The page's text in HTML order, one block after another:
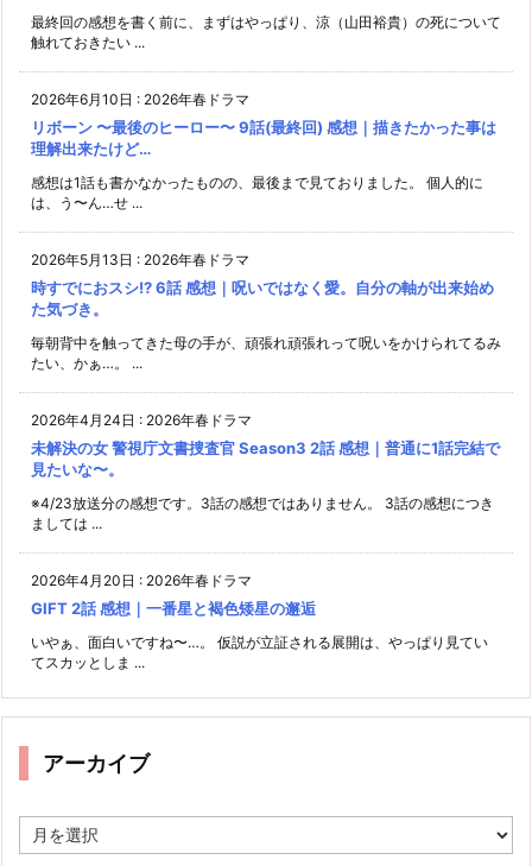
最終回の感想を書く前に、まずはやっぱり、涼（山田裕貴）の死について
触れておきたい ...
2026年6月10日 : 2026年春ドラマ
リボーン 〜最後のヒーロー〜 9話(最終回) 感想｜描きたかった事は
理解出来たけど…
感想は1話も書かなかったものの、最後まで見ておりました。 個人的に
は、う〜ん…せ ...
2026年5月13日 : 2026年春ドラマ
時すでにおスシ!? 6話 感想｜呪いではなく愛。自分の軸が出来始め
た気づき。
毎朝背中を触ってきた母の手が、頑張れ頑張れって呪いをかけられてるみ
たい、かぁ…。 ...
2026年4月24日 : 2026年春ドラマ
未解決の女 警視庁文書捜査官 Season3 2話 感想｜普通に1話完結で
見たいな〜。
※4/23放送分の感想です。3話の感想ではありません。 3話の感想につき
ましては ...
2026年4月20日 : 2026年春ドラマ
GIFT 2話 感想｜一番星と褐色矮星の邂逅
いやぁ、面白いですね〜…。 仮説が立証される展開は、やっぱり見てい
てスカッとしま ...
アーカイブ
ー